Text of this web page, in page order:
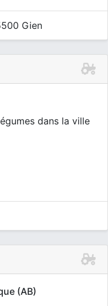
Gien
dans la ville
(AB)